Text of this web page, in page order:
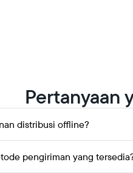
Pertanyaan
distribusi offline?
produk ke toko Anda maupun
pengiriman yang